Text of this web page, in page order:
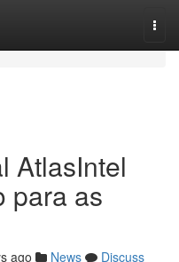
AtlasIntel
para as
ago News
Discuss